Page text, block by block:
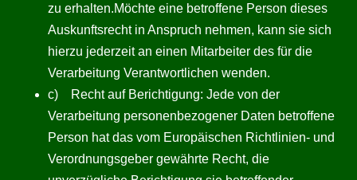
zu erhalten.Möchte eine betroffene Person dieses
Auskunftsrecht in Anspruch nehmen, kann sie sich
hierzu jederzeit an einen Mitarbeiter des für die
Verarbeitung Verantwortlichen wenden.
c) Recht auf Berichtigung: Jede von der
Verarbeitung personenbezogener Daten betroffene
Person hat das vom Europäischen Richtlinien- und
Verordnungsgeber gewährte Recht, die